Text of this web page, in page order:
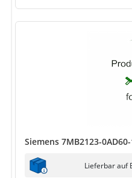
Siemens 7MB2123-0AD60-
Lieferbar auf